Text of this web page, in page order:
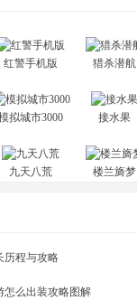
红警手机版 猎杀潜航
拟城市3000 接水果
九天八荒 楼兰旖梦
历程与攻略
怎么出装攻略图解